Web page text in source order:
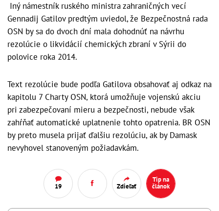
Iný námestník ruského ministra zahraničných vecí
Gennadij Gatilov predtým uviedol, že Bezpečnostná rada
OSN by sa do dvoch dní mala dohodnúť na návrhu
rezolúcie o likvidácií chemických zbraní v Sýrii do
polovice roka 2014.
Text rezolúcie bude podľa Gatilova obsahovať aj odkaz na
kapitolu 7 Charty OSN, ktorá umožňuje vojenskú akciu
pri zabezpečovaní mieru a bezpečnosti, nebude však
zahŕňať automatické uplatnenie tohto opatrenia. BR OSN
by preto musela prijať ďalšiu rezolúciu, ak by Damask
nevyhovel stanoveným požiadavkám.
19 Zdieľať
Tip na
článok